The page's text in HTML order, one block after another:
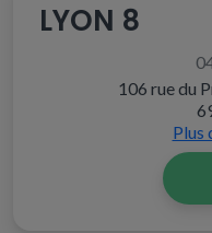
LYON 8
106 rue du
Plus